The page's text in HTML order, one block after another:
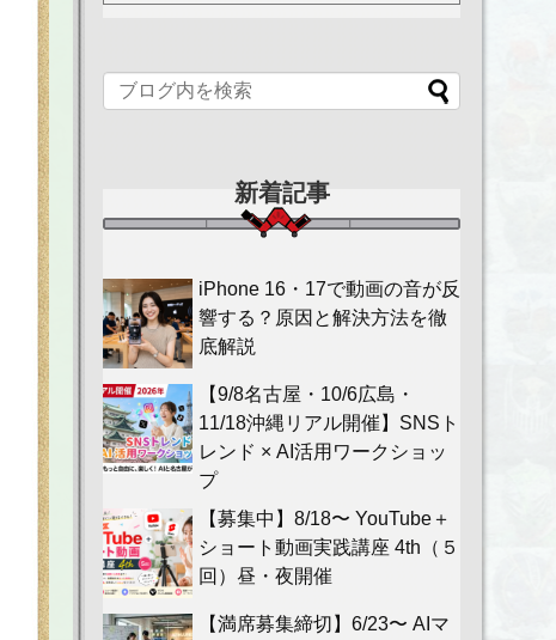
新着記事
iPhone 16・17で動画の音が反
響する？原因と解決方法を徹
底解説
【9/8名古屋・10/6広島・
11/18沖縄リアル開催】SNSト
レンド × AI活用ワークショッ
プ
【募集中】8/18〜 YouTube＋
ショート動画実践講座 4th（５
回）昼・夜開催
【満席募集締切】6/23〜 AIマ